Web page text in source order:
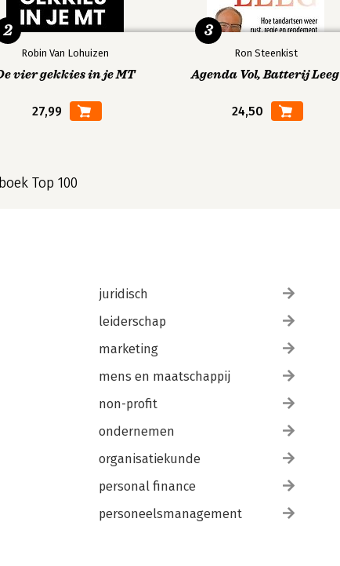
Robin Van Lohuizen
vier gekkies in je MT
27,99
2
Ron Steenkist
Agenda Vol, Batterij Leeg
24,50
3
Top 100
juridisch
leiderschap
marketing
mens en maatschappij
non-profit
ondernemen
organisatiekunde
personal finance
personeelsmanagement